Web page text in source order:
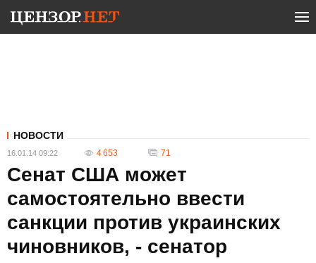
НОВОСТИ
16.01.14 09:22 4 653 71
Сенат США может
самостоятельно ввести
санкции против украинских
чиновников, - сенатор